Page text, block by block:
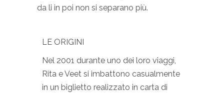
da li in poi non si separano più.
LE ORIGINI
Nel 2001 durante uno dei loro viaggi,
Rita e Veet si imbattono casualmente
in un biglietto realizzato in carta di